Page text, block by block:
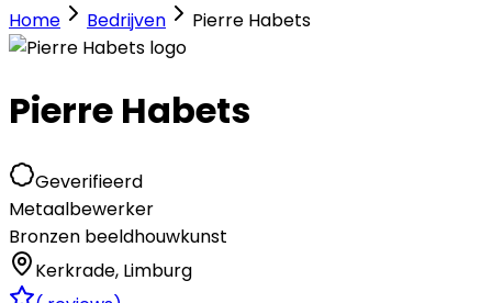
Home
Bedrijven Pierre Habets
Pierre Habets
Geverifieerd
Metaalbewerker
Bronzen beeldhouwkunst
Kerkrade, Limburg